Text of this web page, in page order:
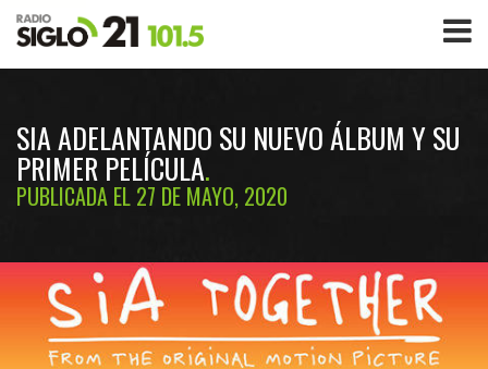
SIA ADELANTANDO SU NUEVO ÁLBUM Y SU
PRIMER PELÍCULA
PUBLICADA EL 27 DE MAYO, 2020